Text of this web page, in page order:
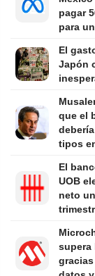
pagar
para
El
Japón
que el
tipos
El
UOB
neto
supera